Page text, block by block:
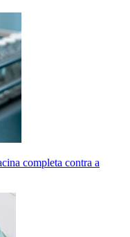
completa contra a